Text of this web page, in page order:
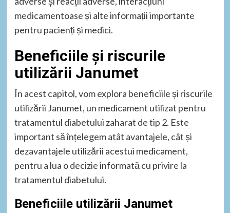
medicamentoase și alte informații importante
pentru pacienți și medici.
Beneficiile și riscurile
utilizării Janumet
În acest capitol, vom explora beneficiile și riscurile
utilizării Janumet, un medicament utilizat pentru
tratamentul diabetului zaharat de tip 2. Este
important să înțelegem atât avantajele, cât și
dezavantajele utilizării acestui medicament,
pentru a lua o decizie informată cu privire la
tratamentul diabetului.
Beneficiile utilizării Janumet